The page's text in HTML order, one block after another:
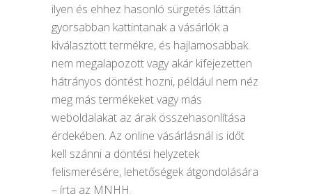
ilyen és ehhez hasonló sürgetés láttán
gyorsabban kattintanak a vásárlók a
kiválasztott termékre, és hajlamosabbak
nem megalapozott vagy akár kifejezetten
hátrányos döntést hozni, például nem néz
meg más termékeket vagy más
weboldalakat az árak összehasonlítása
érdekében. Az online vásárlásnál is időt
kell szánni a döntési helyzetek
felismerésére, lehetőségek átgondolására
– írta az MNHH.